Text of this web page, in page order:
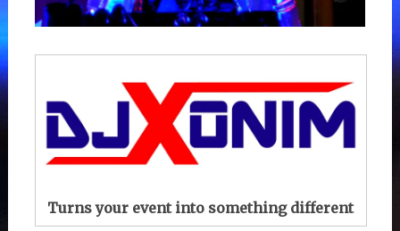
Turns your event into something different